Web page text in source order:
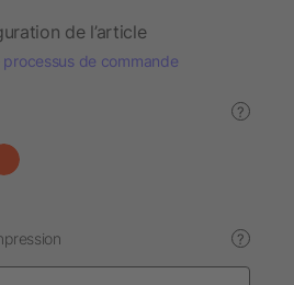
de l’article
de commande
?
?